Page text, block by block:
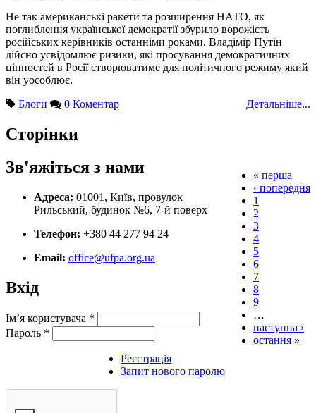
Не так американські ракети та розширення НАТО, як
поглиблення української демократії збурило ворожість
російських керівників останніми роками. Владімір Путін
дійсно усвідомлює ризики, які просування демократичних
цінностей в Росії створюватиме для політичного режиму який
він уособлює.
Блоги
0 Коментар Детальніше...
Сторінки
« перша
‹ попередня
1
2
3
4
5
6
7
8
9
…
наступна ›
остання »
Зв'яжіться з нами
Адреса: 01001, Київ, провулок
Рильський, будинок №6, 7-й поверх
Телефон: +380 44 277 94 24
Email: office@ufpa.org.ua
Вхід
Ім’я користувача *
Пароль *
Реєстрація
Запит нового паролю